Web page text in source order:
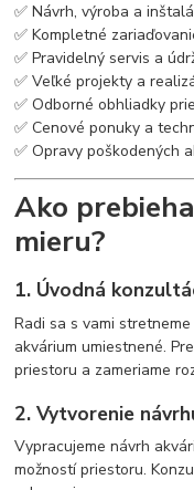
✅ Návrh, výroba a
✅ Kompletné
✅ Pravidelný servis a
✅ Veľké projekty a
✅ Odborné obhliadky
✅ Cenové ponuky a
✅ Opravy poškodených
Ako
mieru?
1. Úvodná
Radi sa s vami
akvárium umiestnené.
priestoru a zameriame
2. Vytvorenie
Vypracujeme návrh
možností priestoru.